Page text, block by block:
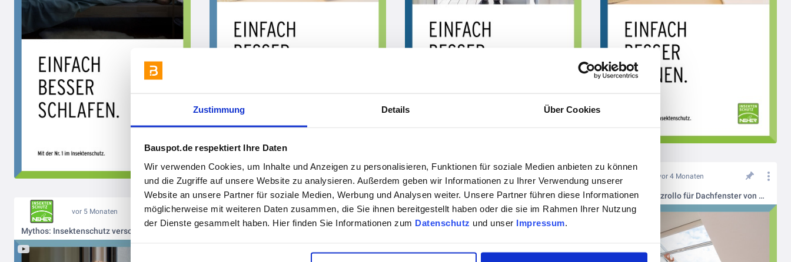
Zustimmung Details Über Cookies
Bauspot.de respektiert Ihre Daten
Wir verwenden Cookies, um Inhalte und Anzeigen zu personalisieren, Funktionen für soziale Medien anbieten zu können
und die Zugriffe auf unsere Website zu analysieren. Außerdem geben wir Informationen zu Ihrer Verwendung unserer
Website an unsere Partner für soziale Medien, Werbung und Analysen weiter. Unsere Partner führen diese Informationen
möglicherweise mit weiteren Daten zusammen, die Sie ihnen bereitgestellt haben oder die sie im Rahmen Ihrer Nutzung
der Dienste gesammelt haben. Hier finden Sie Informationen zum Datenschutz und unser Impressum.
vor 4 Monaten
Jetzt vorbereiten: Insektenschutz vor dem Sommer checken | Neher Insektenschutz
vor 4 Monaten
Welcher Insektenschutz passt zu welchem Fenstertyp? | Neher Insektenschutz
vor 4 Monaten
Insektenschutzrollo für Dachfenster von Neher Insektenschutz
vor 5 Monaten